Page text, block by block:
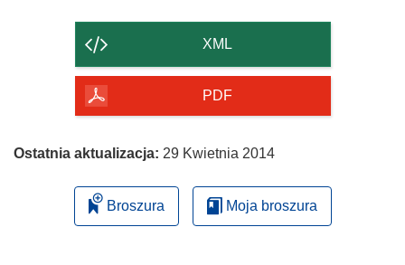
strony
XML
PDF
Ostatnia aktualizacja: 29 Kwietnia 2014
Broszura Moja broszura